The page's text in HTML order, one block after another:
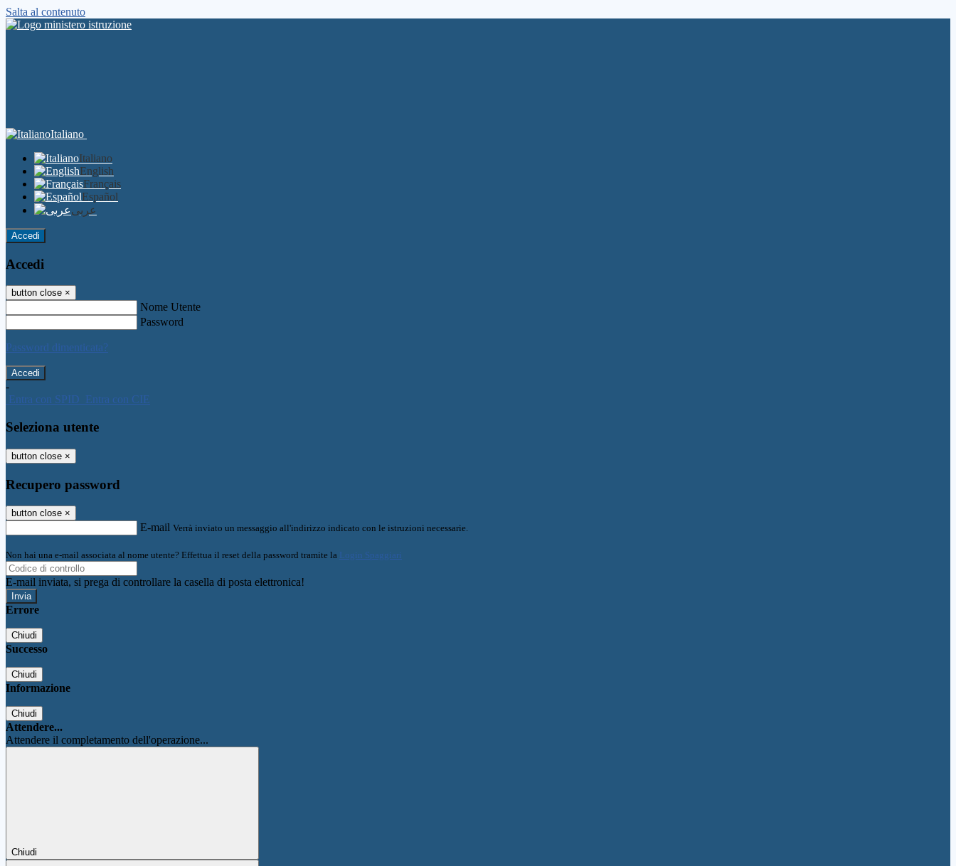
Salta al contenuto
Italiano
Italiano
English
Français
Español
عربى
Accedi
Accedi
button close ×
Nome Utente
Password
Password dimenticata?
-
Entra con SPID Entra con CIE
Seleziona utente
button close ×
Recupero password
button close ×
E-mail Verrà inviato un messaggio all'indirizzo indicato con le istruzioni necessarie.
Non hai una e-mail associata al nome utente? Effettua il reset della password tramite la Login Spaggiari
E-mail inviata, si prega di controllare la casella di posta elettronica!
Errore
Chiudi
Successo
Chiudi
Informazione
Chiudi
Attendere...
Attendere il completamento dell'operazione...
Chiudi